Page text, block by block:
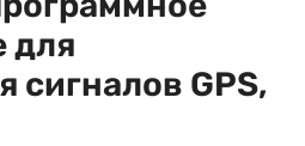
для
сигналов GPS,